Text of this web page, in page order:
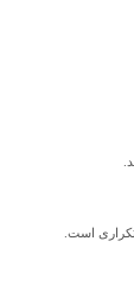
تکراری است.